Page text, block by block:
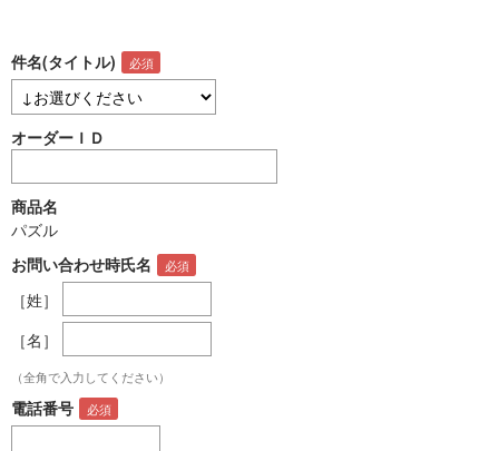
件名(タイトル)
オーダーＩＤ
商品名
パズル
お問い合わせ時氏名
［姓］
［名］
（全角で入力してください）
電話番号